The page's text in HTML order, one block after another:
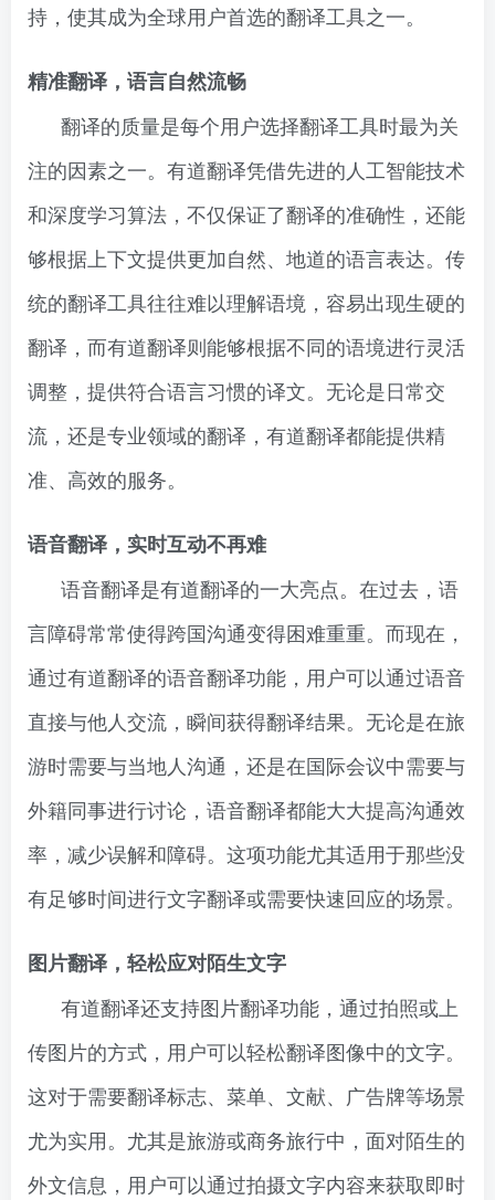
持，使其成为全球用户首选的翻译工具之一。
精准翻译，语言自然流畅
翻译的质量是每个用户选择翻译工具时最为关
注的因素之一。有道翻译凭借先进的人工智能技术
和深度学习算法，不仅保证了翻译的准确性，还能
够根据上下文提供更加自然、地道的语言表达。传
统的翻译工具往往难以理解语境，容易出现生硬的
翻译，而有道翻译则能够根据不同的语境进行灵活
调整，提供符合语言习惯的译文。无论是日常交
流，还是专业领域的翻译，有道翻译都能提供精
准、高效的服务。
语音翻译，实时互动不再难
语音翻译是有道翻译的一大亮点。在过去，语
言障碍常常使得跨国沟通变得困难重重。而现在，
通过有道翻译的语音翻译功能，用户可以通过语音
直接与他人交流，瞬间获得翻译结果。无论是在旅
游时需要与当地人沟通，还是在国际会议中需要与
外籍同事进行讨论，语音翻译都能大大提高沟通效
率，减少误解和障碍。这项功能尤其适用于那些没
有足够时间进行文字翻译或需要快速回应的场景。
图片翻译，轻松应对陌生文字
有道翻译还支持图片翻译功能，通过拍照或上
传图片的方式，用户可以轻松翻译图像中的文字。
这对于需要翻译标志、菜单、文献、广告牌等场景
尤为实用。尤其是旅游或商务旅行中，面对陌生的
外文信息，用户可以通过拍摄文字内容来获取即时